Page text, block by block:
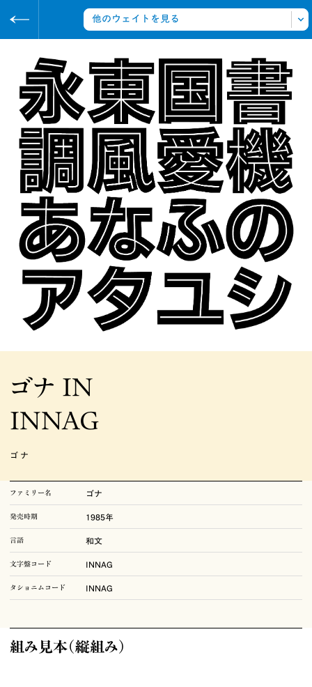
https://archive.sha-ken.co.jp
アーカイブ
タイトルの書体
ゴナ B かなO
書体をみる
写研の書体
称および文字盤コードは発売時期により変更されていることがありますが、こ
–1950 石井茂吉と写真植字
写研の誕生
1973–1992 華ひらく、日本語書体
1993– 電算写植の完成、そして未来へ
ゴナ IN
INNAG
ゴナ
ファミリー名 ゴナ
発売時期 1985年
言語 和文
文字盤コード INNAG
タショニムコード INNAG
組み見本（縦組み）